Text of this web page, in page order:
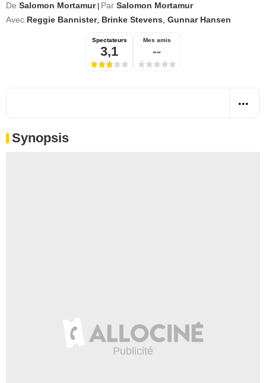
De Salomon Mortamur Par Salomon Mortamur
Avec Reggie Bannister, Brinke Stevens Gunnar Hansen
Spectateurs
3,1
Mes amis
--
Synopsis